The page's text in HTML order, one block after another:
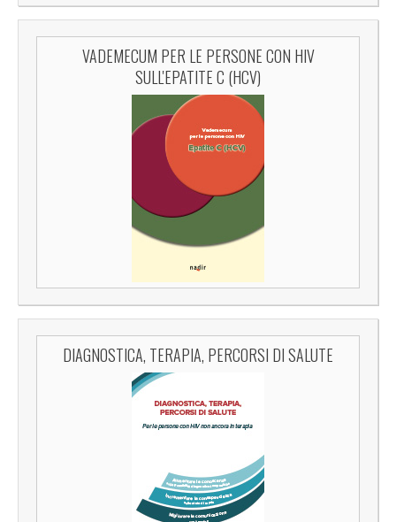
VADEMECUM PER LE PERSONE CON HIV
SULL'EPATITE C (HCV)
DIAGNOSTICA, TERAPIA, PERCORSI DI SALUTE